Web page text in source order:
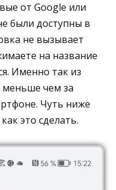
от Google или
были доступны в
не вызывает
на название
Именно так из
меньше чем за
Чуть ниже
это сделать.